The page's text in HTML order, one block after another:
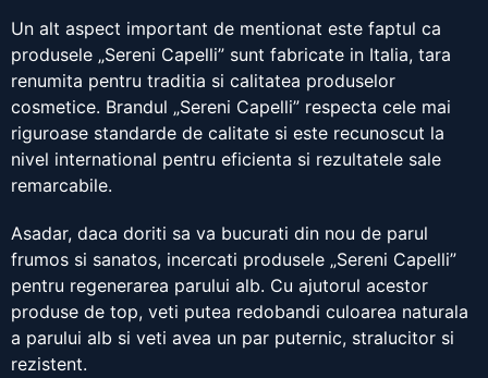
Un alt aspect important de mentionat este faptul ca
produsele „Sereni Capelli” sunt fabricate in Italia, tara
renumita pentru traditia si calitatea produselor
cosmetice. Brandul „Sereni Capelli” respecta cele mai
riguroase standarde de calitate si este recunoscut la
nivel international pentru eficienta si rezultatele sale
remarcabile.
Asadar, daca doriti sa va bucurati din nou de parul
frumos si sanatos, incercati produsele „Sereni Capelli”
pentru regenerarea parului alb. Cu ajutorul acestor
produse de top, veti putea redobandi culoarea naturala
a parului alb si veti avea un par puternic, stralucitor si
rezistent.